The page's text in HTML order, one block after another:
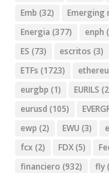
Emb (32) Emerging
Energia (377) enph
ES (73) escritos (3)
ETFs (1723)
eurgbp (1) EURILS
eurusd (105)
ewp (2) EWU (3)
fcx (2) FDX(5)
financiero (932) fly